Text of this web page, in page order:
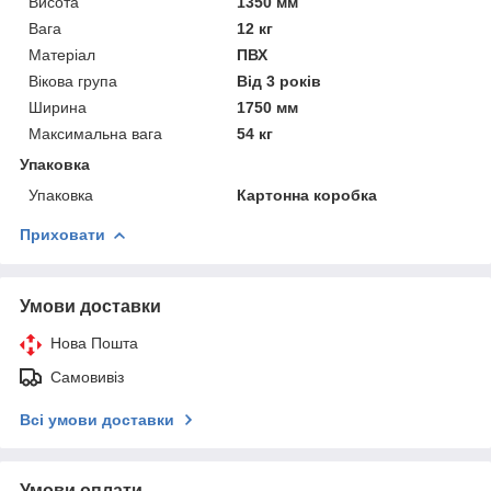
Вага
12 кг
Матеріал
ПВХ
Вікова група
Від 3 років
Ширина
1750 мм
Максимальна вага
54 кг
Упаковка
Упаковка
Картонна коробка
Приховати
Умови доставки
Нова Пошта
Самовивіз
Всі умови доставки